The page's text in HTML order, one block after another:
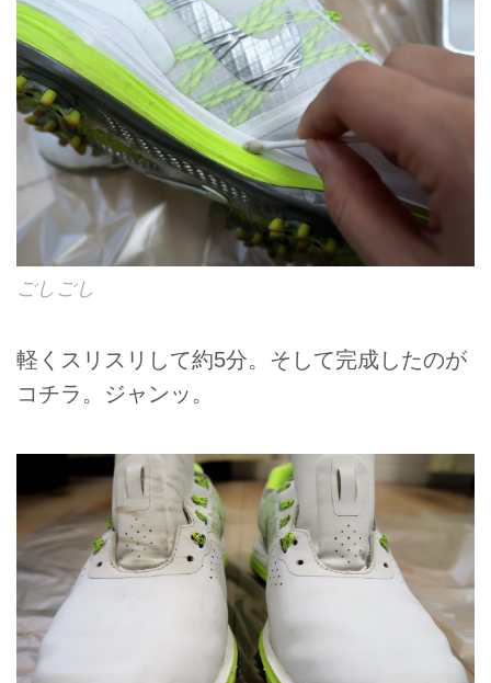
ごしごし
軽くスリスリして約5分。そして完成したのが
コチラ。ジャンッ。